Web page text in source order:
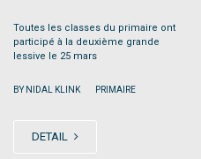
Toutes les classes du primaire ont
participé à la deuxième grande
lessive le 25 mars
BY NIDAL KLINK PRIMAIRE
DETAIL